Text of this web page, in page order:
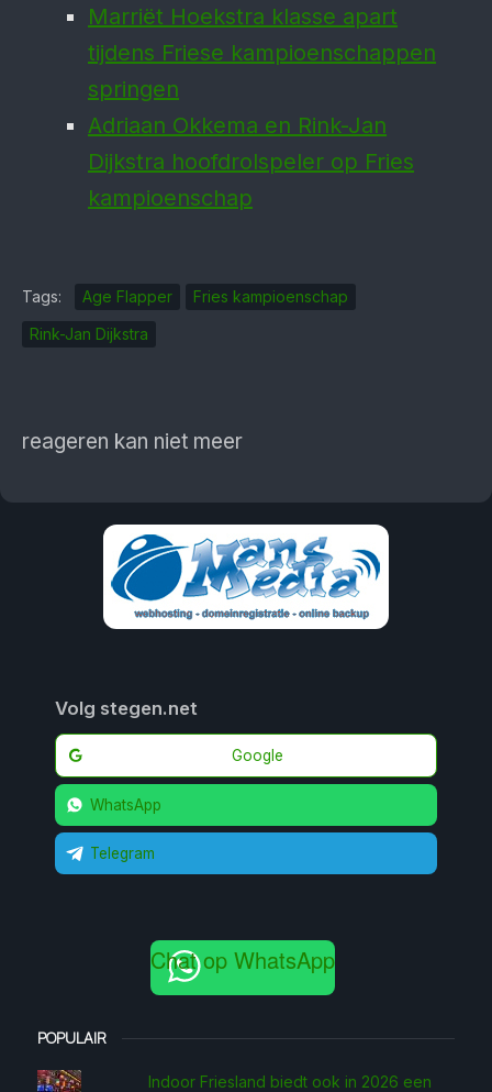
Marriët Hoekstra klasse apart
tijdens Friese kampioenschappen
springen
Adriaan Okkema en Rink-Jan
Dijkstra hoofdrolspeler op Fries
kampioenschap
Tags: Age Flapper
Fries kampioenschap
Rink-Jan Dijkstra
reageren kan niet meer
Volg stegen.net
Google
WhatsApp
Telegram
Chat op WhatsApp
POPULAIR
Indoor Friesland biedt ook in 2026 een